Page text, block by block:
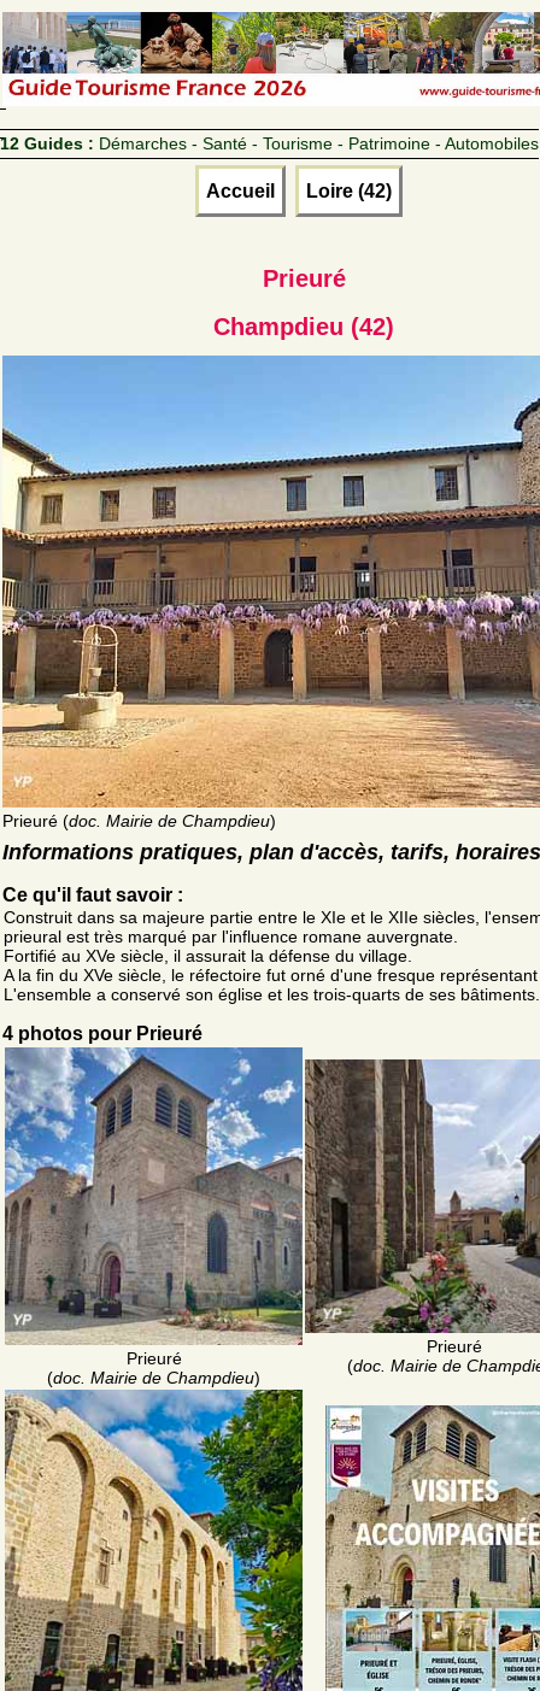
12 Guides : Démarches - Santé - Tourisme - Patrimoine - Automobiles
Accueil Loire (42)
Prieuré
Champdieu (42)
Prieuré (doc. Mairie de Champdieu)
Informations pratiques, plan d'accès, tarifs, horaires
Ce qu'il faut savoir :
Construit dans sa majeure partie entre le XIe et le XIIe siècles,
prieural est très marqué par l'influence romane auvergnate.
Fortifié au XVe siècle, il assurait la défense du village.
A la fin du XVe siècle, le réfectoire fut orné d'une fresque
L'ensemble a conservé son église et les trois-quarts de ses bâtiments.
4 photos pour Prieuré
Prieuré
(doc. Mairie de Champdieu)
Prieuré
(doc. Mairie de